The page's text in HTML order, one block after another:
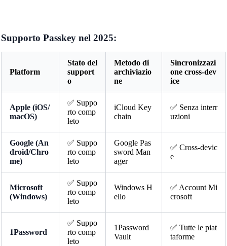
Supporto Passkey nel 2025:
Platform
Stato del
support
o
Metodo di
archiviazio
ne
Sincronizzazi
one cross-dev
ice
Apple (iOS/
macOS)
✅ Suppo
rto comp
leto
iCloud Key
chain
✅ Senza interr
uzioni
Google (An
droid/Chro
me)
✅ Suppo
rto comp
leto
Google Pas
sword Man
ager
✅ Cross-devic
e
Microsoft
(Windows)
✅ Suppo
rto comp
leto
Windows H
ello
✅ Account Mi
crosoft
1Password
✅ Suppo
rto comp
leto
1Password
Vault
✅ Tutte le piat
taforme